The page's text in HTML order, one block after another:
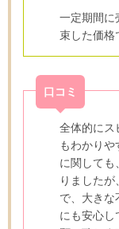
一定期間に
束した価格
口コミ
全体的にス
もわかりや
に関しても
りました
で、大きな
にも安心し